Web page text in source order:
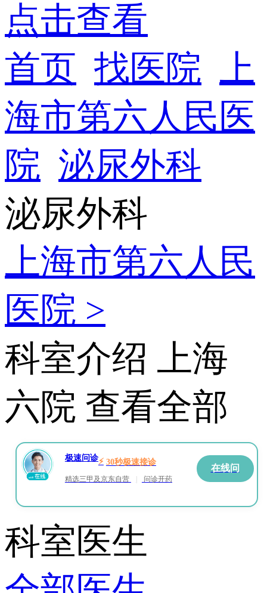
点击查看
首页 找医院 上
海市第六人民医
院 泌尿外科
泌尿外科
上海市第六人民
医院 >
科室介绍 上海
六院 查看全部
极速问诊⚡ 30秒极速接诊
精选三甲及京东自营 问诊开药
在线问
科室医生